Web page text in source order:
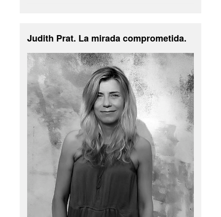
Judith Prat. La mirada comprometida.